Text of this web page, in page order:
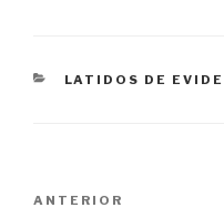
CATEGORÍAS
LATIDOS DE
Entrada
ANTERIOR